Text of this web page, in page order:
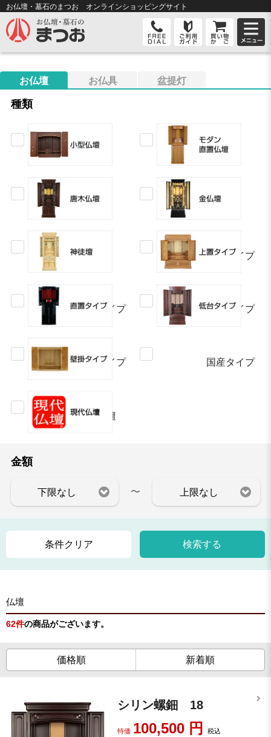
お仏壇・墓石のまつお オンラインショッピングサイト
お仏壇 お仏具 盆提灯
種類
上置タイプ
直置タイプ 低台タイプ
壁掛タイプ 国産タイプ
現代仏壇
金額
下限なし 〜 上限なし
条件クリア 検索する
仏壇
62件の商品がございます。
価格順 新着順
シリン螺鈿 18
特価 100,500 円税込